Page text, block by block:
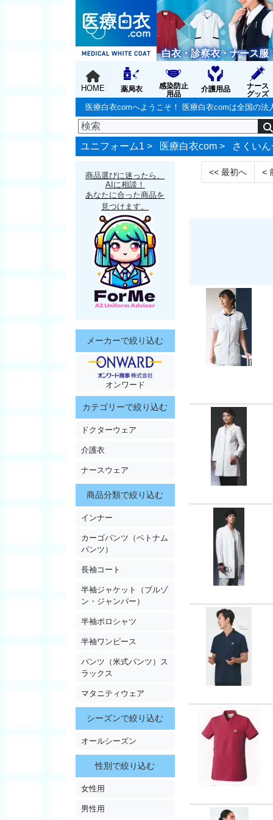
白衣・診察衣・ナース服
HOME 薬局衣
感染防止
用品
介護用品
ナース
グッズ
医療白衣comへようこそ！ 医療白衣comは全国の
ユニフォーム1 > 医療白衣com > さくい
商品選びに迷ったら、
AIに相談！
あなたに合った商品を
見つけます。
メーカーで絞り込む
オンワード
カテゴリーで絞り込む
ドクターウェア
介護衣
ナースウェア
商品分類で絞り込む
インナー
カーゴパンツ（ベトナム
パンツ）
長袖コート
半袖ジャケット（ブルゾ
ン・ジャンパー）
半袖ポロシャツ
半袖ワンピース
パンツ（米式パンツ）ス
ラックス
マタニティウェア
シーズンで絞り込む
オールシーズン
性別で絞り込む
女性用
男性用
<< 最初へ <